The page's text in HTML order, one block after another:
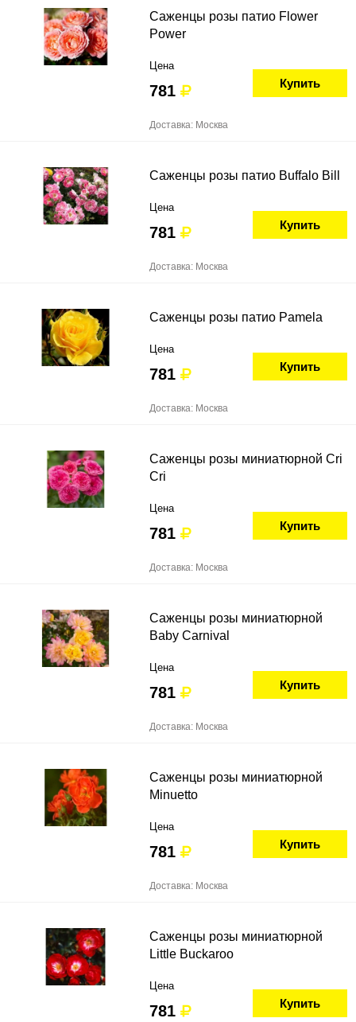
Саженцы розы патио Flower
Power
Цена
781 Купить
Доставка: Москва
Саженцы розы патио Buffalo Bill
Цена
781 Купить
Доставка: Москва
Саженцы розы патио Pamela
Цена
781 Купить
Доставка: Москва
Саженцы розы миниатюрной Cri
Cri
Цена
781 Купить
Доставка: Москва
Саженцы розы миниатюрной
Baby Carnival
Цена
781 Купить
Доставка: Москва
Саженцы розы миниатюрной
Minuetto
Цена
781 Купить
Доставка: Москва
Саженцы розы миниатюрной
Little Buckaroo
Цена
781 Купить